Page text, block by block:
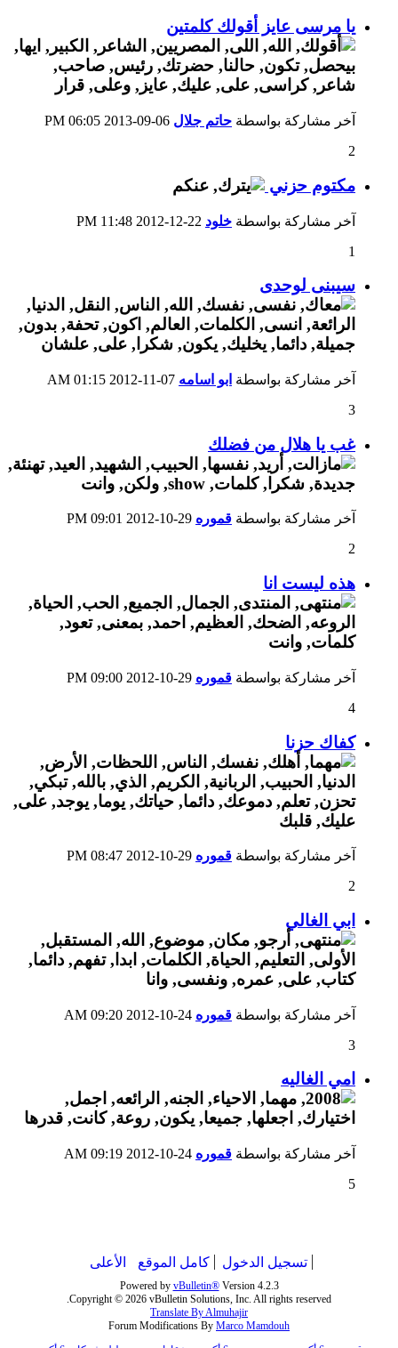
يا مرسى عايز أقولك كلمتين
آخر مشاركة بواسطة حاتم جلال
06:05 PM
2
مكتوم حزني
آخر مشاركة بواسطة خلود
11:48 PM
1
سيبنى لوحدى
آخر مشاركة بواسطة ابو اسامه
01:15 AM
3
غب يا هلال من فضلك
آخر مشاركة بواسطة قموره
09:01 PM
2
هذه ليست انا
آخر مشاركة بواسطة قموره
09:00 PM
4
كفاك حزنا
آخر مشاركة بواسطة قموره
08:47 PM
2
ابي الغالي
آخر مشاركة بواسطة قموره
09:20 AM
3
امي الغاليه
آخر مشاركة بواسطة قموره
09:19 AM
5
تسجيل الدخول كامل الموقع الأعلى
Powered by vBulletin®Version 4.2.3
Copyright © 2026 vBulletin Solutions, Inc. All rights reserved.
Translate By Almuhajir
Forum Modifications By Marco Mamdouh